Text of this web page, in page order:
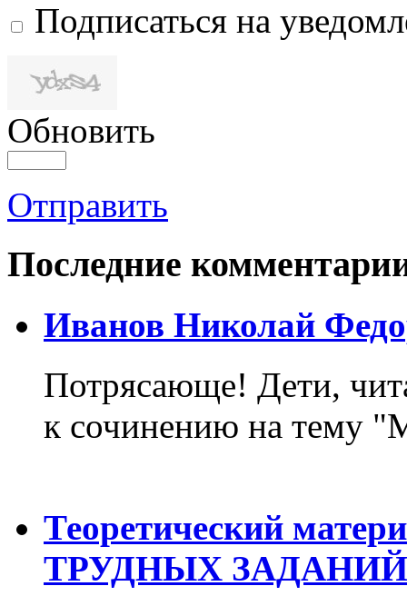
Подписаться на
Обновить
Отправить
Последние
Иванов Николай
Потрясающе! Дети,
к сочинению на тему
Теоретический
ТРУДНЫХ